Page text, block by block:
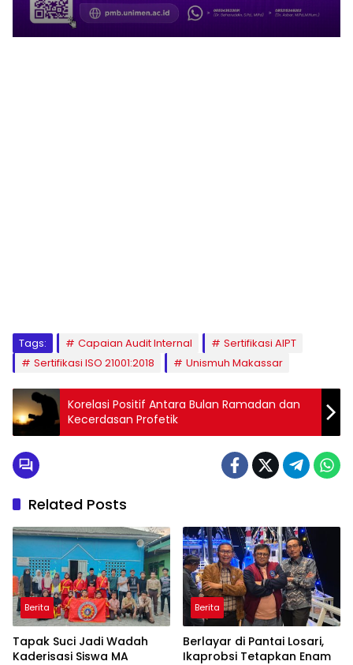
Tags: Capaian Audit Internal
Sertifikasi AIPT
Sertifikasi ISO 21001:2018
Unismuh Makassar
Korelasi Positif Antara Bulan Ramadan dan
Kecerdasan Profetik
Related Posts
Berita
Tapak Suci Jadi Wadah
Kaderisasi Siswa MA
Berita
Berlayar di Pantai Losari,
Ikaprobsi Tetapkan Enam